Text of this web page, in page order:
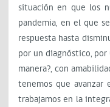
situación en que los
pandemia, en el que
respuesta hasta
por un diagnóstico,
manera?, con
tenemos que
trabajamos en la